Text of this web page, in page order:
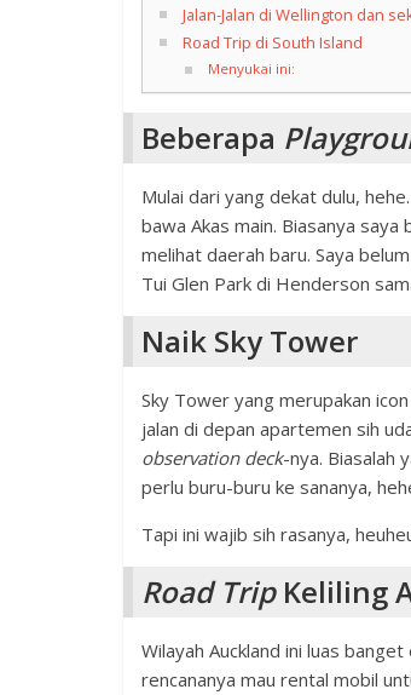
Jalan-Jalan di Wellington dan
Road Trip di South Island
Menyukai ini:
Beberapa
Mulai dari yang dekat dulu,
bawa Akas main. Biasanya saya
melihat daerah baru. Saya
Tui Glen Park di Henderson
Naik Sky Tower
Sky Tower yang merupakan
jalan di depan apartemen sih
observation deck-nya. Biasalah
perlu buru-buru ke sananya,
Tapi ini wajib sih rasanya,
Road TripKeliling
Wilayah Auckland ini luas
rencananya mau rental mobil